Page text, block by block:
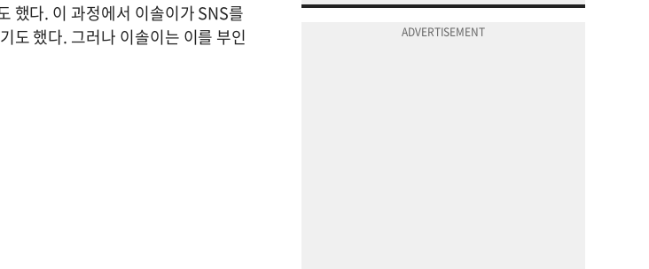
했다. 이 과정에서 이솔이가 SNS를
도 했다. 그러나 이솔이는 이를 부인